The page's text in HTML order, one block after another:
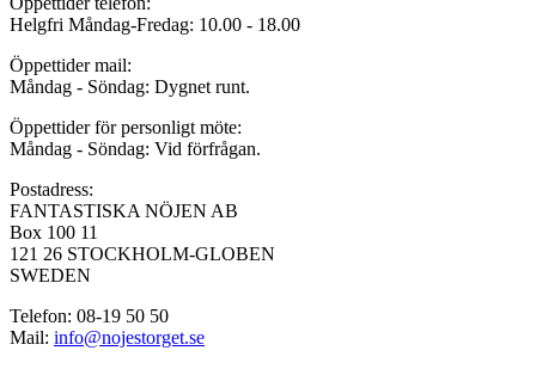
Helgfri Måndag-Fredag: 10.00 - 18.00
Öppettider mail:
Måndag - Söndag: Dygnet runt.
Öppettider för personligt möte:
Måndag - Söndag: Vid förfrågan.
Postadress:
FANTASTISKA NÖJEN AB
Box 100 11
121 26 STOCKHOLM-GLOBEN
SWEDEN
Telefon: 08-19 50 50
Mail: info@nojestorget.se